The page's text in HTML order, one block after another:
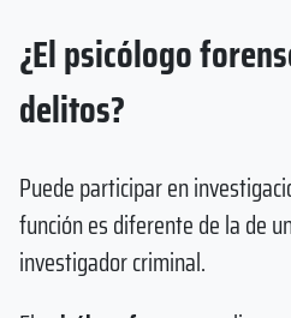
¿El psicólogo
delitos?
Puede participar en
función es diferente de la de
investigador criminal.